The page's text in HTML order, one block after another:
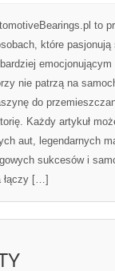
to
które
nie patrzą na
do
Każdy artykuł
aut, legendarnych
sukcesów i
łączy […]